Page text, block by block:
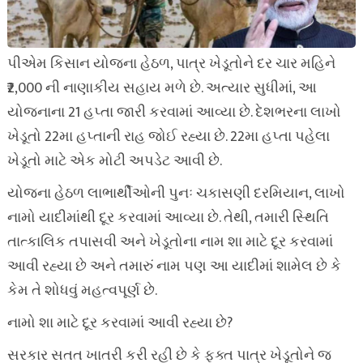
પીએમ કિસાન યોજના હેઠળ, પાત્ર ખેડૂતોને દર ચાર મહિને
₹2,000 ની નાણાકીય સહાય મળે છે. અત્યાર સુધીમાં, આ
યોજનાના 21 હપ્તા જારી કરવામાં આવ્યા છે. દેશભરના લાખો
ખેડૂતો 22મા હપ્તાની રાહ જોઈ રહ્યા છે. 22મા હપ્તા પહેલા
ખેડૂતો માટે એક મોટી અપડેટ આવી છે.
યોજના હેઠળ લાભાર્થીઓની પુનઃ ચકાસણી દરમિયાન, લાખો
નામો યાદીમાંથી દૂર કરવામાં આવ્યા છે. તેથી, તમારી સ્થિતિ
તાત્કાલિક તપાસવી અને ખેડૂતોના નામ શા માટે દૂર કરવામાં
આવી રહ્યા છે અને તમારું નામ પણ આ યાદીમાં શામેલ છે કે
કેમ તે શોધવું મહત્વપૂર્ણ છે.
નામો શા માટે દૂર કરવામાં આવી રહ્યા છે?
સરકાર સતત ખાતરી કરી રહી છે કે ફક્ત પાત્ર ખેડૂતોને જ